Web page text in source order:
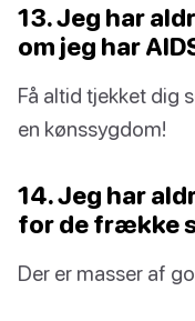
13. Jeg har
om jeg har
Få altid tjekket dig
en kønssygdom!
14. Jeg har
for de frække
Der er masser af